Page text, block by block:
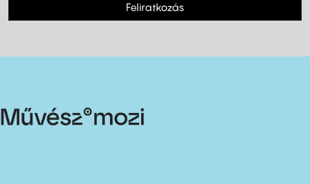
Feliratkozás